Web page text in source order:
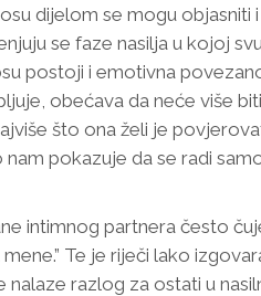
dijelom se mogu
se faze nasilja u kojoj
postoji i emotivna
obećava da neće više
što ona želi je
pokazuje da se radi
intimnog partnera često
Te je riječi lako
razlog za ostati u